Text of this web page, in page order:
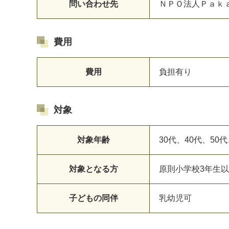
問い合わせ先 ＮＰＯ法人Ｐａ
費用
費用 負担有り
対象
対象年齢 30代、40代、50
対象となる方 原則小学校3年生
子どもの同伴 乳幼児可